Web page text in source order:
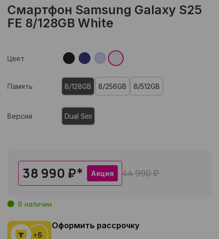
Смартфон Samsung Galaxy S25
FE 8/128GB White
Цвет
Память 8/128GB 8/256GB 8/512GB
Версия Dual Sim
38 990 ₽* Акция 44 990 ₽
В наличии
Оформить рассрочку